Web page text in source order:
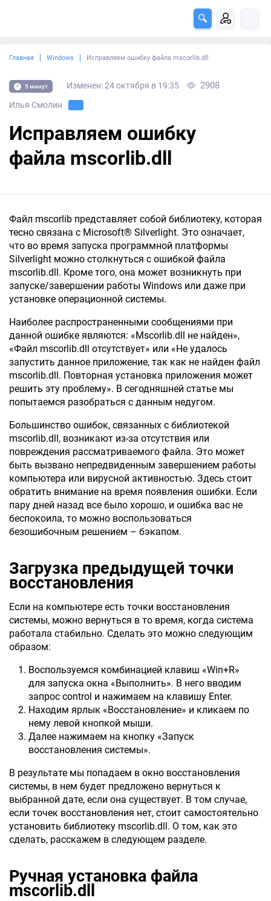
Главная Windows Исправляем ошибку файла mscorlib.dll
5 минут Изменен: 24 октября в 19:35 2908
Илья Смолин
Исправляем ошибку
файла mscorlib.dll
Файл mscorlib представляет собой библиотеку, которая
тесно связана с Microsoft® Silverlight. Это означает,
что во время запуска программной платформы
Silverlight можно столкнуться с ошибкой файла
mscorlib.dll. Кроме того, она может возникнуть при
запуске/завершении работы Windows или даже при
установке операционной системы.
Наиболее распространенными сообщениями при
данной ошибке являются: «Mscorlib.dll не найден»,
«Файл mscorlib.dll отсутствует» или «Не удалось
запустить данное приложение, так как не найден файл
mscorlib.dll. Повторная установка приложения может
решить эту проблему». В сегодняшней статье мы
попытаемся разобраться с данным недугом.
Большинство ошибок, связанных с библиотекой
mscorlib.dll, возникают из-за отсутствия или
повреждения рассматриваемого файла. Это может
быть вызвано непредвиденным завершением работы
компьютера или вирусной активностью. Здесь стоит
обратить внимание на время появления ошибки. Если
пару дней назад все было хорошо, и ошибка вас не
беспокоила, то можно воспользоваться
безошибочным решением – бэкапом.
Загрузка предыдущей точки
восстановления
Если на компьютере есть точки восстановления
системы, можно вернуться в то время, когда система
работала стабильно. Сделать это можно следующим
образом:
Воспользуемся комбинацией клавиш «Win+R»
для запуска окна «Выполнить». В него вводим
запрос control и нажимаем на клавишу Enter.
Находим ярлык «Восстановление» и кликаем по
нему левой кнопкой мыши.
Далее нажимаем на кнопку «Запуск
восстановления системы».
В результате мы попадаем в окно восстановления
системы, в нем будет предложено вернуться к
выбранной дате, если она существует. В том случае,
если точек восстановления нет, стоит самостоятельно
установить библиотеку mscorlib.dll. О том, как это
сделать, расскажем в следующем разделе.
Ручная установка файла
mscorlib.dll